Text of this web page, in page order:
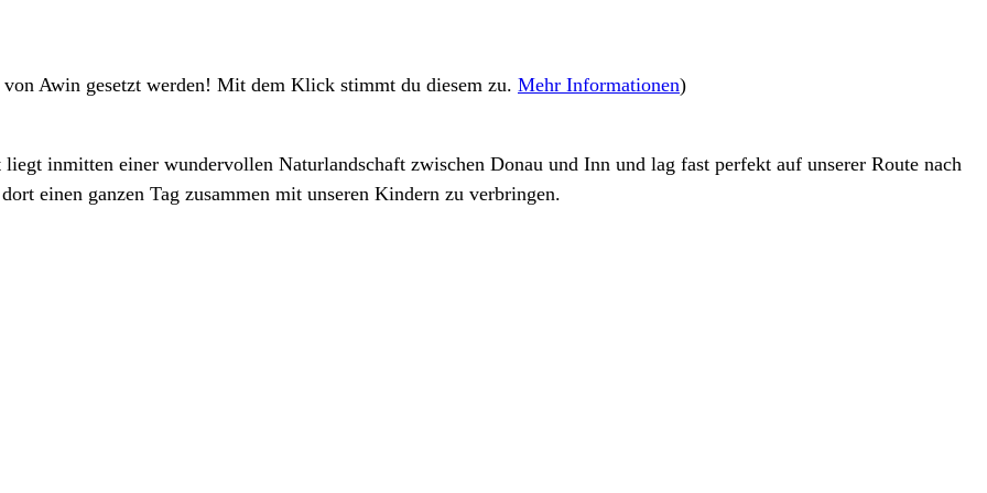
Awin gesetzt werden! Mit dem Klick stimmt du diesem zu. Mehr Informationen)
inmitten einer wundervollen Naturlandschaft zwischen Donau und Inn und lag fast perfekt auf unserer Route nach
einen ganzen Tag zusammen mit unseren Kindern zu verbringen.